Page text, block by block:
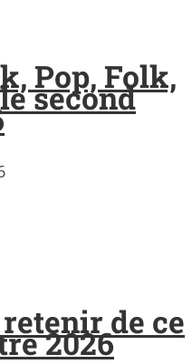
Pop, Folk,
second
de ce
2026